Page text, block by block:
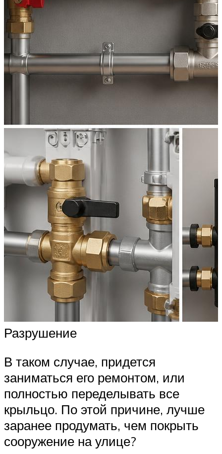
Разрушение
В таком случае, придется
заниматься его ремонтом, или
полностью переделывать все
крыльцо. По этой причине, лучше
заранее продумать, чем покрыть
сооружение на улице?